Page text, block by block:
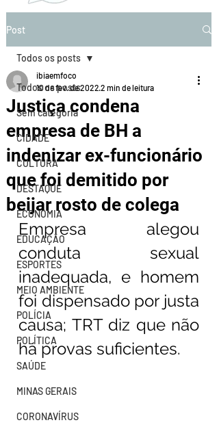
Post
Todos os posts
Sem categoria
CIDADE
CULTURA
DESTAQUE
ECONOMIA
EDUCAÇÃO
ESPORTES
MEIO AMBIENTE
POLÍCIA
POLÍTICA
SAÚDE
MINAS GERAIS
CORONAVÍRUS
Todos os posts
Justiça condena
empresa de BH a
indenizar ex-funcionário
que foi demitido por
beijar rosto de colega
ibiaemfoco
10 de fev. de 2022 2 min de leitura
Empresa alegou
conduta sexual
inadequada, e homem
foi dispensado por justa
causa; TRT diz que não
há provas suficientes.